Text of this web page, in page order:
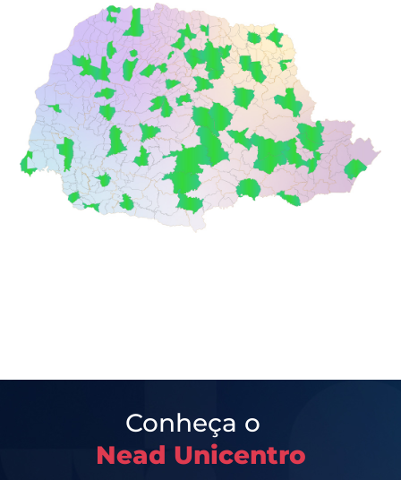
Conheça o
Nead Unicentro